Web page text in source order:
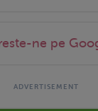
ne pe